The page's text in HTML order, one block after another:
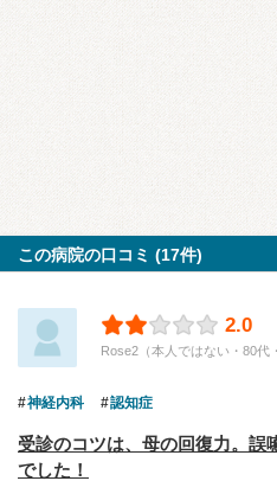
この病院の口コミ (17件)
2.0
Rose2（本人ではない・80代
神経内科 認知症
受診のコツは、母の回復力。誤
でした！